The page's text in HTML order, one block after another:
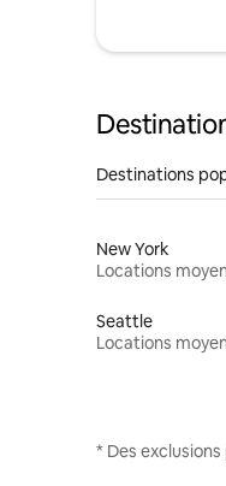
Destinations
New York
Seattle
* Des